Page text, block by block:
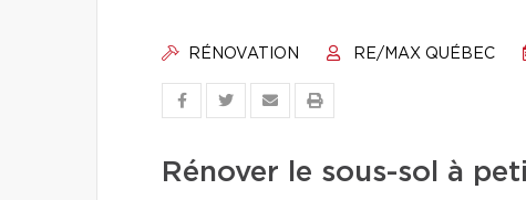
RÉNOVATION RE/MAX QUÉBEC
Rénover le sous-sol à